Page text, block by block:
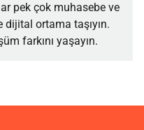
pek çok muhasebe ve
ortama taşıyın.
farkını yaşayın.